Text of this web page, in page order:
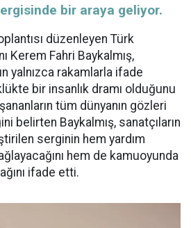
bir araya geliyor.
düzenleyen Türk
Kerem Fahri Baykalmış,
yalnızca rakamlarla ifade
bir insanlık dramı olduğunu
tüm dünyanın gözleri
belirten Baykalmış, sanatçıların
serginin hem yardım
hem de kamuoyunda
ifade etti.